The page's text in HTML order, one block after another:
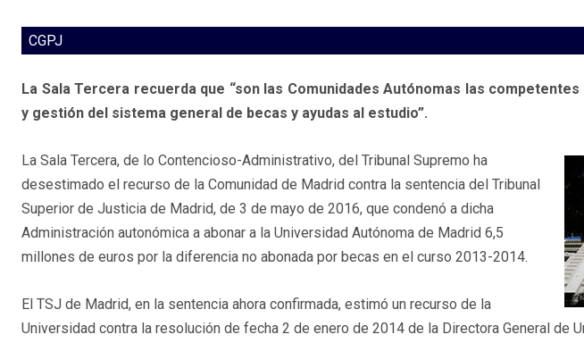
CGPJ
La Sala Tercera recuerda que “son las Comunidades Autónomas las
y gestión del sistema general de becas y ayudas al estudio”.
La Sala Tercera, de lo Contencioso-Administrativo, del Tribunal Supremo ha
desestimado el recurso de la Comunidad de Madrid contra la sentencia del Tribunal
Superior de Justicia de Madrid, de 3 de mayo de 2016, que condenó a dicha
Administración autonómica a abonar a la Universidad Autónoma de Madrid 6,5
millones de euros por la diferencia no abonada por becas en el curso 2013-2014.
El TSJ de Madrid, en la sentencia ahora confirmada, estimó un recurso de la
Universidad contra la resolución de fecha 2 de enero de 2014 de la Directora General de